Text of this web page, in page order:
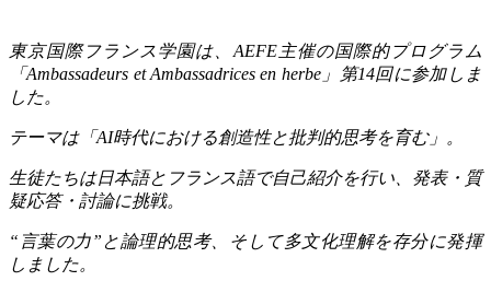
東京国際フランス学園は、 AEFE主催の国際的プログラム
「Ambassadeurs et Ambassadrices en herbe」第14回に参加しま
した。
テーマは「AI時代における創造性と批判的思考を育む」。
生徒たちは日本語とフランス語で自己紹介を行い、発表・質
疑応答・討論に挑戦。
“ 言葉の力” と論理的思考、そして多文化理解を存分に発揮
しました。